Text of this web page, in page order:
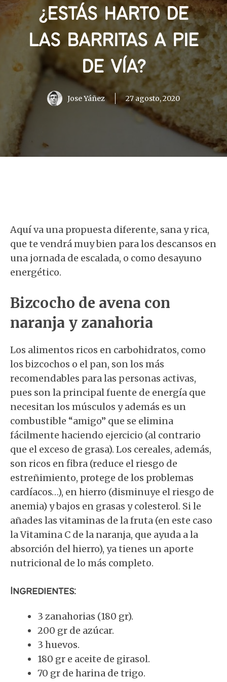
¿ESTÁS HARTO DE
LAS BARRITAS A PIE
DE VÍA?
Jose Yáñez 27 agosto, 2020
Aquí va una propuesta diferente, sana y rica,
que te vendrá muy bien para los descansos en
una jornada de escalada, o como desayuno
energético.
Bizcocho de avena con
naranja y zanahoria
Los alimentos ricos en carbohidratos, como
los bizcochos o el pan, son los más
recomendables para las personas activas,
pues son la principal fuente de energía que
necesitan los músculos y además es un
combustible “amigo” que se elimina
fácilmente haciendo ejercicio (al contrario
que el exceso de grasa). Los cereales, además,
son ricos en fibra (reduce el riesgo de
estreñimiento, protege de los problemas
cardíacos…), en hierro (disminuye el riesgo de
anemia) y bajos en grasas y colesterol. Si le
añades las vitaminas de la fruta (en este caso
la Vitamina C de la naranja, que ayuda a la
absorción del hierro), ya tienes un aporte
nutricional de lo más completo.
Ingredientes:
3 zanahorias (180 gr).
200 gr de azúcar.
3 huevos.
180 gr e aceite de girasol.
70 gr de harina de trigo.